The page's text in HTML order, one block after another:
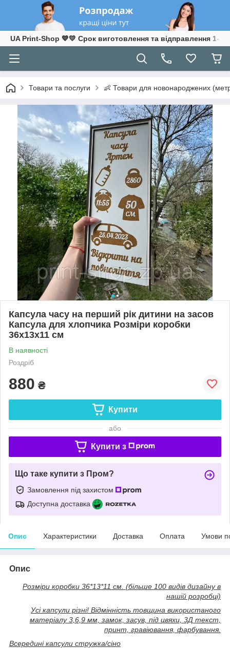
UA Print-Shop ​💙💛 Срок виготовлення та відправлення 1-3
Товари та послуги 👶 Товари для новонароджених
Капсула часу на перший рік дитини на засов
Капсула для хлопчика Розміри коробки
36х13х11 см
В наявності
Роздріб
880 ₴
Купити
або
Купити з
Що таке купити з Пром?
Замовлення під захистом
Доступна доставка
Опис Характеристики Доставка Оплата Умови
Опис
Розміри коробки 36*13*11 см. (більше 100 видів дизайну в
нашій розробці)
Усі капсули різні! Відмінність товщина використаного
матеріалу 3,6,9 мм, замок, засув, під цвяхи, 3Д текст,
принт, гравіювання, фарбування.
Всередині капсули стружка/сіно